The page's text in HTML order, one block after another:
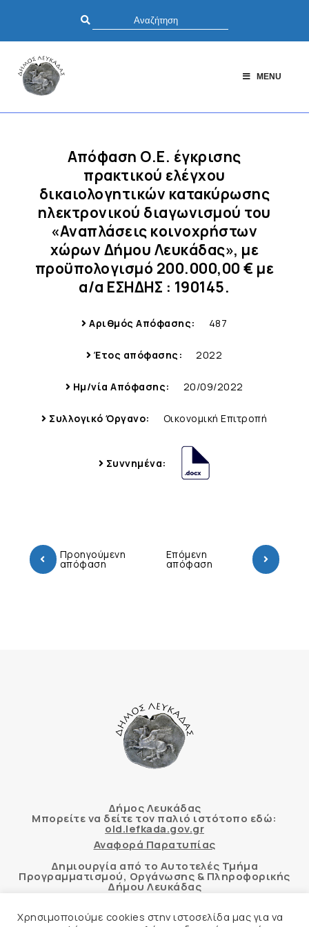
MENU
Απόφαση Ο.Ε. έγκρισης
πρακτικού ελέγχου
δικαιολογητικών κατακύρωσης
ηλεκτρονικού διαγωνισμού του
«Αναπλάσεις κοινοχρήστων
χώρων Δήμου Λευκάδας», με
προϋπολογισμό 200.000,00 € με
α/α ΕΣΗΔΗΣ : 190145.
Αριθμός Απόφασης: 487
Έτος απόφασης: 2022
Ημ/νία Απόφασης: 20/09/2022
Συλλογικό Όργανο: Οικονομική Επιτροπή
Συννημένα:
Προηγούμενη
απόφαση
Επόμενη
απόφαση
Δήμος Λευκάδας
Μπορείτε να δείτε τον παλιό ιστότοπο εδώ:
old.lefkada.gov.gr
Αναφορά Παρατυπίας
Δημιουργία από το Αυτοτελές Τμήμα
Προγραμματισμού, Οργάνωσης & Πληροφορικής
Δήμου Λευκάδας
Χρησιμοποιούμε cookies στην ιστοσελίδα μας για να